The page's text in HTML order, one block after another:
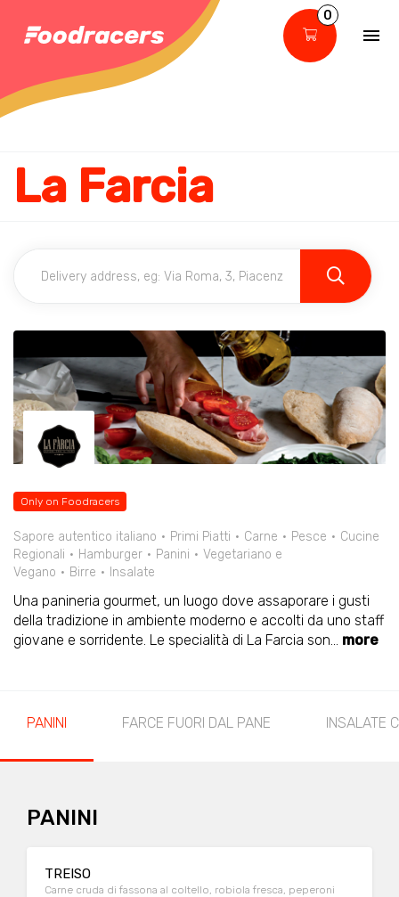
0
La Farcia
Only on Foodracers
Sapore autentico italiano Primi Piatti Carne Pesce
Cucine
Regionali
Hamburger Panini
Vegetariano e
Vegano
Birre Insalate
Una panineria gourmet, un luogo dove assaporare i gusti
della tradizione in ambiente moderno e accolti da uno staff
giovane e sorridente. Le specialità di La Farcia son... more
PANINI FARCE FUORI DAL PANE INSALATE
PANINI
TREISO
Carne cruda di fassona al coltello, robiola fresca, peperoni